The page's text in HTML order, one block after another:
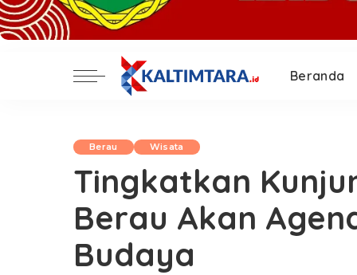
Beranda
Berau Wisata
Tingkatkan
Berau Akan
Budaya